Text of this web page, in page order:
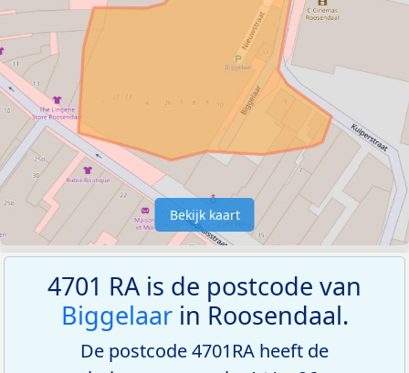
Bekijk kaart
4701 RA is de postcode van
Biggelaarin Roosendaal.
De postcode 4701RA heeft de